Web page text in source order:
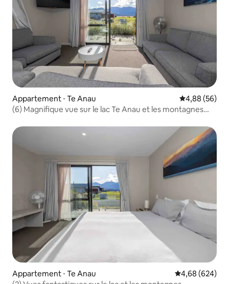
Appartement ⋅ Te Anau Évaluation
4,88 (56)
(6) Magnifique vue sur le lac Te Anau et les montagnes
Appartement ⋅ Te Anau Évaluation
4,68 (624)